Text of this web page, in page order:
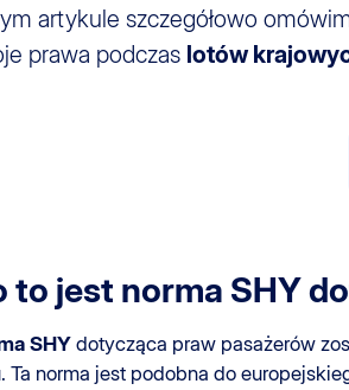
artykule szczegółowo
prawa podczas lotów
to jest norma SHY
SHY dotycząca praw pasażerów
Ta norma jest podobna do